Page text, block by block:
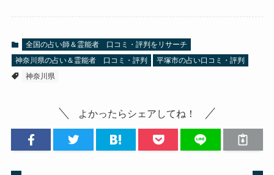
全国の占い師＆霊能者 口コミ・評判をリサーチ
神奈川県の占い＆霊能者 口コミ・評判
平塚市の占い口コミ・評判
神奈川県
よかったらシェアしてね！